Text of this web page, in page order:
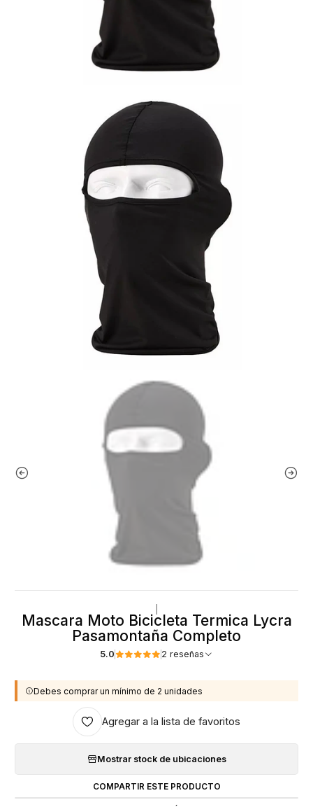
Mascara Moto Bicicleta Termica Lycra
Pasamontaña Completo
5.0 2 reseñas
Debes comprar un mínimo de 2 unidades
Agregar a la lista de favoritos
Mostrar stock de ubicaciones
COMPARTIR ESTE PRODUCTO